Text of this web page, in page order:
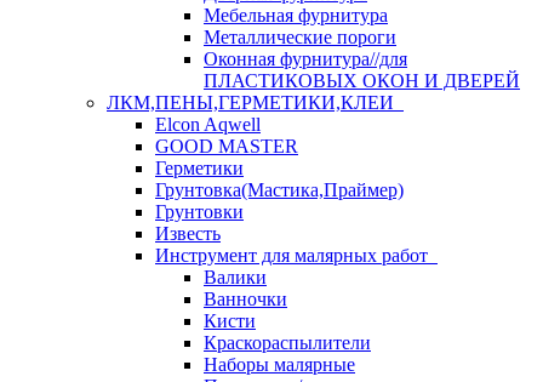
Мебельная фурнитура
Металлические пороги
Оконная фурнитура//для
ПЛАСТИКОВЫХ ОКОН И ДВЕРЕЙ
ЛКМ,ПЕНЫ,ГЕРМЕТИКИ,КЛЕИ
Elcon Aqwell
GOOD MASTER
Герметики
Грунтовка(Мастика,Праймер)
Грунтовки
Известь
Инструмент для малярных работ
Валики
Ванночки
Кисти
Краскораспылители
Наборы малярные